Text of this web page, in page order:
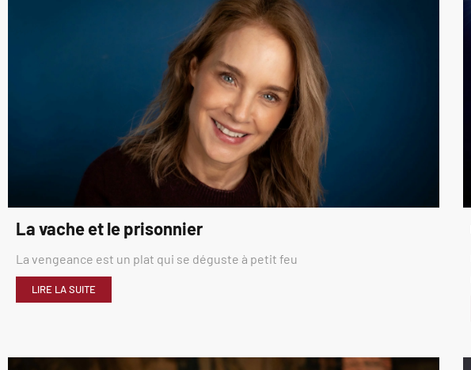
La vache et le prisonnier
La vengeance est un plat qui se déguste à petit feu
LIRE LA SUITE